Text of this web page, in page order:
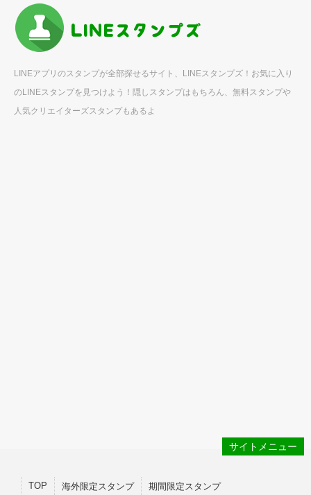
LINEアプリのスタンプが全部探せるサイト、LINEスタンプズ！お気に入り
のLINEスタンプを見つけよう！隠しスタンプはもちろん、無料スタンプや
人気クリエイターズスタンプもあるよ
サイトメニュー
TOP 海外限定スタンプ 期間限定スタンプ